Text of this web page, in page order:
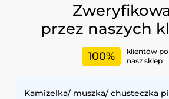
przez naszych
100%
klientów
nasz sklep
Kamizelka/ muszka/ chusteczka